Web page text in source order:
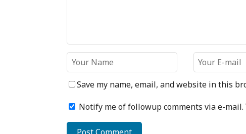
Save my name, email, and website in this
Notify me of followup comments via e-mail.